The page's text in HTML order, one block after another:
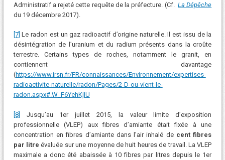
Administratif a rejeté cette requête de la préfecture. (Cf.La Dépêche
du 19 décembre 2017).
[7] Le radon est un gaz radioactif d’origine naturelle. Il est issu de la
désintégration de l’uranium et du radium présents dans la croûte
terrestre. Certains types de roches, notamment le granit, en
contiennent davantage
(https://www.irsn.fr/FR/connaissances/Environnement/expertises-
radioactivite-naturelle/radon/Pages/2-D-ou-vient-le-
radon.aspx#.W_F6YehKjIU
[8]
Jusqu’au 1er juillet 2015, la valeur limite d’exposition
professionnelle (VLEP) aux fibres d’amiante était fixée à une
concentration en fibres d’amiante dans l’air inhalé de cent fibres
par litre évaluée sur une moyenne de huit heures de travail. La VLEP
maximale a donc été abaissée à 10 fibres par litres depuis le 1er